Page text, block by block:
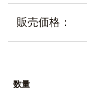
販売価格：
数量